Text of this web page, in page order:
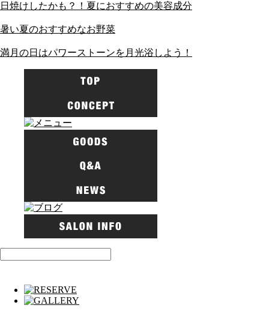
日焼けしたかも？！夏におすすめの美容成分
暑い夏のおすすめなお野菜
満月の日はパワーストーンを月光浴しよう！